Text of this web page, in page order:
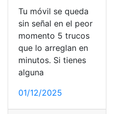
Tu móvil se queda
sin señal en el peor
momento 5 trucos
que lo arreglan en
minutos. Si tienes
alguna
01/12/2025